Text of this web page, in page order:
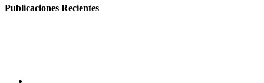
Publicaciones Recientes